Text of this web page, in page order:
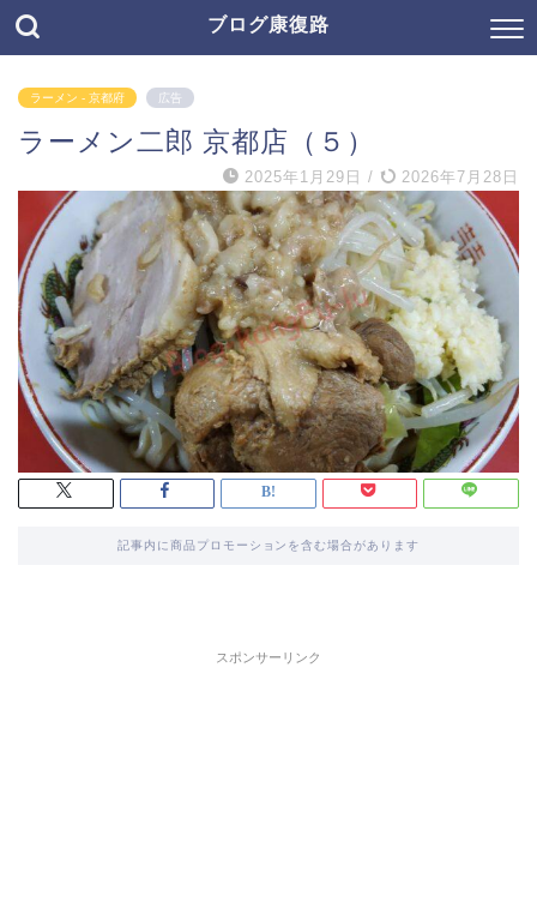
ブログ康復路
ラーメン - 京都府 広告
ラーメン二郎 京都店（５）
2025年1月29日 / 2026年7月28日
記事内に商品プロモーションを含む場合があります
スポンサーリンク